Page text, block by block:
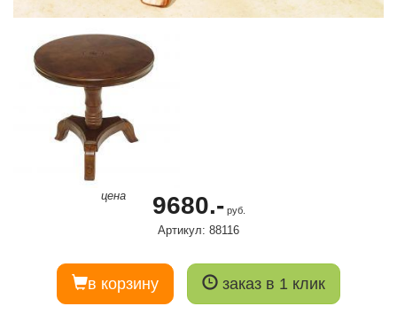
цена 9680.-руб.
Артикул: 88116
в корзину заказ в 1 клик